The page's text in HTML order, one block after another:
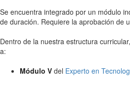
Se encuentra integrado por un módulo
de duración. Requiere la aprobación de
Dentro de la nuestra estructura
a:
Módulo V del Experto en